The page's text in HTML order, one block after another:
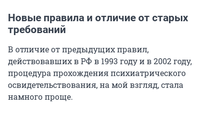
Новые правила и отличие от старых
требований
В отличие от предыдущих правил,
действовавших в РФ в 1993 году и в 2002 году,
процедура прохождения психиатрического
освидетельствования, на мой взгляд, стала
намного проще.